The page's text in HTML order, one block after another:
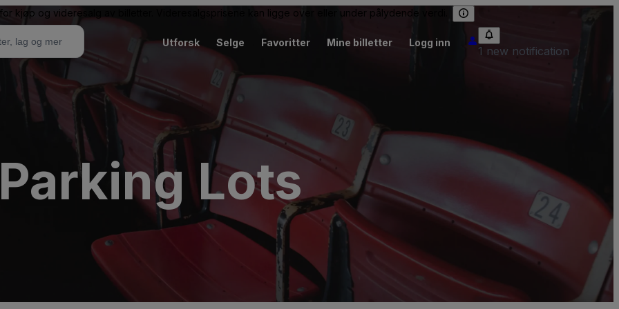
kjøp og videresalg av billetter. Videresalgsprisene kan ligge over eller under pålydende verdi.
Utforsk Selge Favoritter Mine billetter Logg inn
1 new notification
Lots